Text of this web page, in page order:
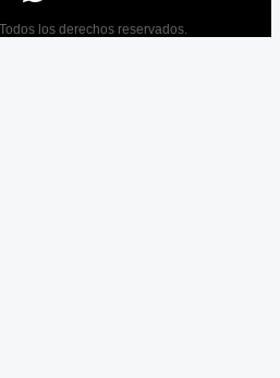
los derechos reservados.